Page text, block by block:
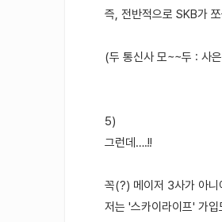
즉, 전반적으로 SKB가
(두 통신사 모~~두 : 사
5)
그런데….!!
꼭(?) 메이저 3사가 아니
저는 '스카이라이프' 가